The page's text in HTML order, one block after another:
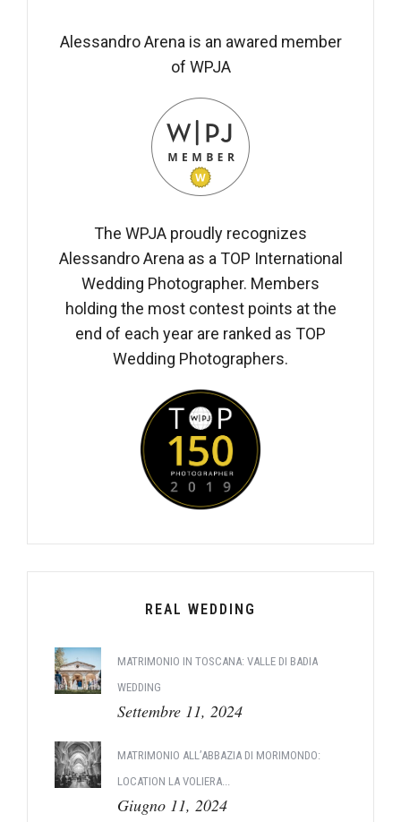
Alessandro Arena is an awared member
of WPJA
The WPJA proudly recognizes
Alessandro Arena as a TOP International
Wedding Photographer. Members
holding the most contest points at the
end of each year are ranked as TOP
Wedding Photographers.
REAL WEDDING
MATRIMONIO IN TOSCANA: VALLE DI BADIA
WEDDING
Settembre 11, 2024
MATRIMONIO ALL’ABBAZIA DI MORIMONDO:
LOCATION LA VOLIERA...
Giugno 11, 2024